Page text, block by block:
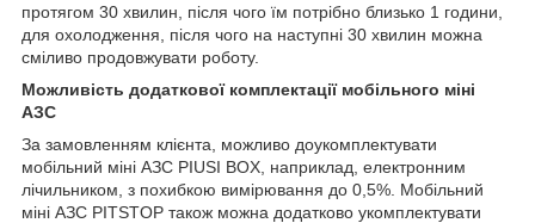
протягом 30 хвилин, після чого їм потрібно близько 1 години,
для охолодження, після чого на наступні 30 хвилин можна
сміливо продовжувати роботу.
Можливість додаткової комплектації мобільного міні
АЗС
За замовленням клієнта, можливо доукомплектувати
мобільний міні АЗС PIUSI BOX, наприклад, електронним
лічильником, з похибкою вимірювання до 0,5%. Мобільний
міні АЗС PITSTOP також можна додатково укомплектувати